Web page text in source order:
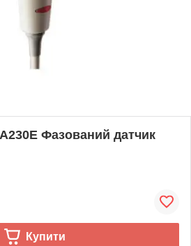
Фазований датчик
Купити